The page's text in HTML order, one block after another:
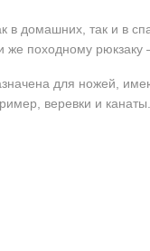
домашних, так и в
же походному
для ножей,
веревки и канаты.